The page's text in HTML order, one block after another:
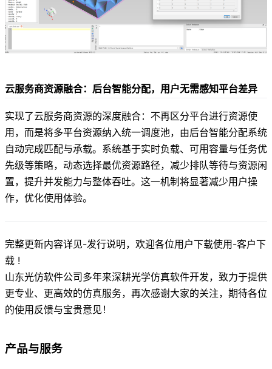
云服务商资源融合：后台智能分配，用户无需感知平台差异
实现了云服务商资源的深度融合：不再区分平台进行资源使
用，而是将多平台资源纳入统一调度池，由后台智能分配系统
自动完成匹配与承载。系统基于实时负载、可用容量与任务优
先级等策略，动态选择最优资源路径，减少排队等待与资源闲
置，提升并发能力与整体吞吐。这一机制将显著减少用户操
作，优化使用体验。
完整更新内容详见-发行说明，欢迎各位用户下载使用-客户下
载 !
山东光仿软件公司多年来深耕光学仿真软件开发，致力于提供
更专业、更高效的仿真服务，再次感谢大家的关注，期待各位
的使用反馈与宝贵意见！
产品与服务